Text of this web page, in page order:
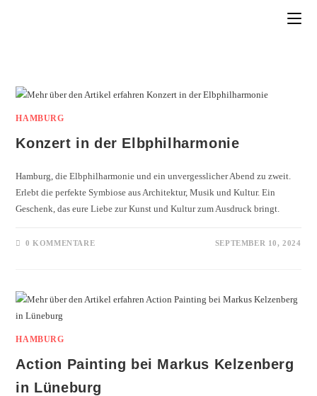
HAMBURG
Konzert in der Elbphilharmonie
Hamburg, die Elbphilharmonie und ein unvergesslicher Abend zu zweit.
Erlebt die perfekte Symbiose aus Architektur, Musik und Kultur. Ein
Geschenk, das eure Liebe zur Kunst und Kultur zum Ausdruck bringt.
0 KOMMENTARE SEPTEMBER 10, 2024
HAMBURG
Action Painting bei Markus Kelzenberg
in Lüneburg